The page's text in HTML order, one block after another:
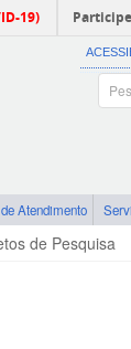
19) Participe
Atendimento
de Pesquisa